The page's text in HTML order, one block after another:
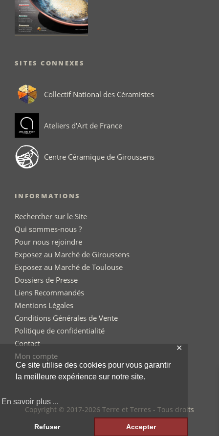
Ce site utilise des cookies pour vous garantir
la meilleure expérience sur notre site.
En savoir plus ...
Refuser Accepter
✕
SITES CONNEXES
Collectif National des Céramistes
Ateliers d'Art de France
Centre Céramique de Giroussens
INFORMATIONS
Rechercher sur le Site
Qui sommes-nous ?
Pour nous rejoindre
Exposez au Marché de Giroussens
Exposez au Marché de Toulouse
Dossiers de Presse
Liens Recommandés
Mentions Légales
Conditions Générales de Vente
Politique de confidentialité
Contact
Mon compte
Copyright © 2017-2026 Terre et Terres - Tous droits
réservés